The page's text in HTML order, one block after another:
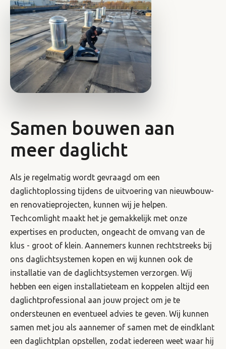
Samen bouwen aan
meer daglicht
Als je regelmatig wordt gevraagd om een ​​
daglichtoplossing tijdens de uitvoering van nieuwbouw-
en renovatieprojecten, kunnen wij je helpen.
Techcomlight maakt het je gemakkelijk met onze
expertises en producten, ongeacht de omvang van de
klus - groot of klein. Aannemers kunnen rechtstreeks bij
ons daglichtsystemen kopen en wij kunnen ook de
installatie van de daglichtsystemen verzorgen. Wij
hebben een eigen installatieteam en koppelen altijd een
daglichtprofessional aan jouw project om je te
ondersteunen en eventueel advies te geven. Wij kunnen
samen met jou als aannemer of samen met de eindklant
een daglichtplan opstellen, zodat iedereen weet waar hij